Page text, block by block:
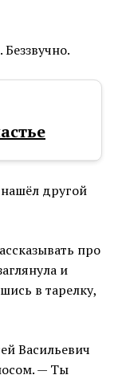
другой
про
и
в тарелку,
Васильевич
— Ты